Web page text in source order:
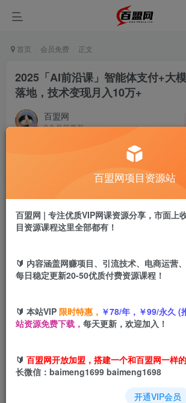
首页 会员免费 正文
2025「AI前沿课」智能体支付+大
落地，技术变现月入10万+
百盟网
9个月前更新
盟币9.9
立即购买
态，涵盖智能体开发、大模型技术
商业落地全流程。课程聚焦智能体
百盟网项目资源站
百盟网 | 专注优质VIP网课资源分享，市面上
目资源课程这里全部都有！
🔰 内容涵盖网赚项目、引流技术、电商运营
每日稳定更新20-50优质付费资源课程！
🔰 本站VIP 限时特惠， ￥78/年，￥99/永久 (
站资源免费下载， 每天更新，欢迎加入！
🔰 百盟网开放加盟，搭建一个和百盟网一样
长微信：baimeng1699 baimeng1698
开通VIP会员